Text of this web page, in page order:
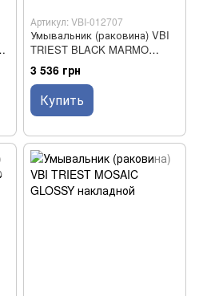
Артикул: VBI-012707
Умывальник (раковина) VBI
TRIEST BLACK MARMO
GLOSSY накладной
3 536 грн
Купить